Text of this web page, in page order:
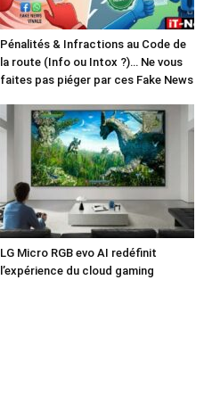
Pénalités & Infractions au Code de
la route (Info ou Intox ?)… Ne vous
faites pas piéger par ces Fake News
LG Micro RGB evo AI redéfinit
l’expérience du cloud gaming